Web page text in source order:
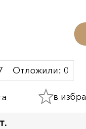
Отложили: 0
в